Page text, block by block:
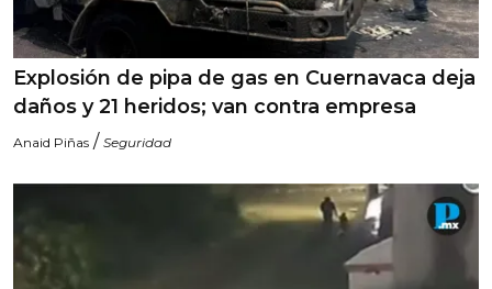
Explosión de pipa de gas en Cuernavaca deja
daños y 21 heridos; van contra empresa
Anaid Piñas / Seguridad